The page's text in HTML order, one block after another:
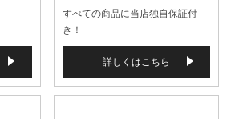
すべての商品に当店独自保証付
き！
詳しくはこちら